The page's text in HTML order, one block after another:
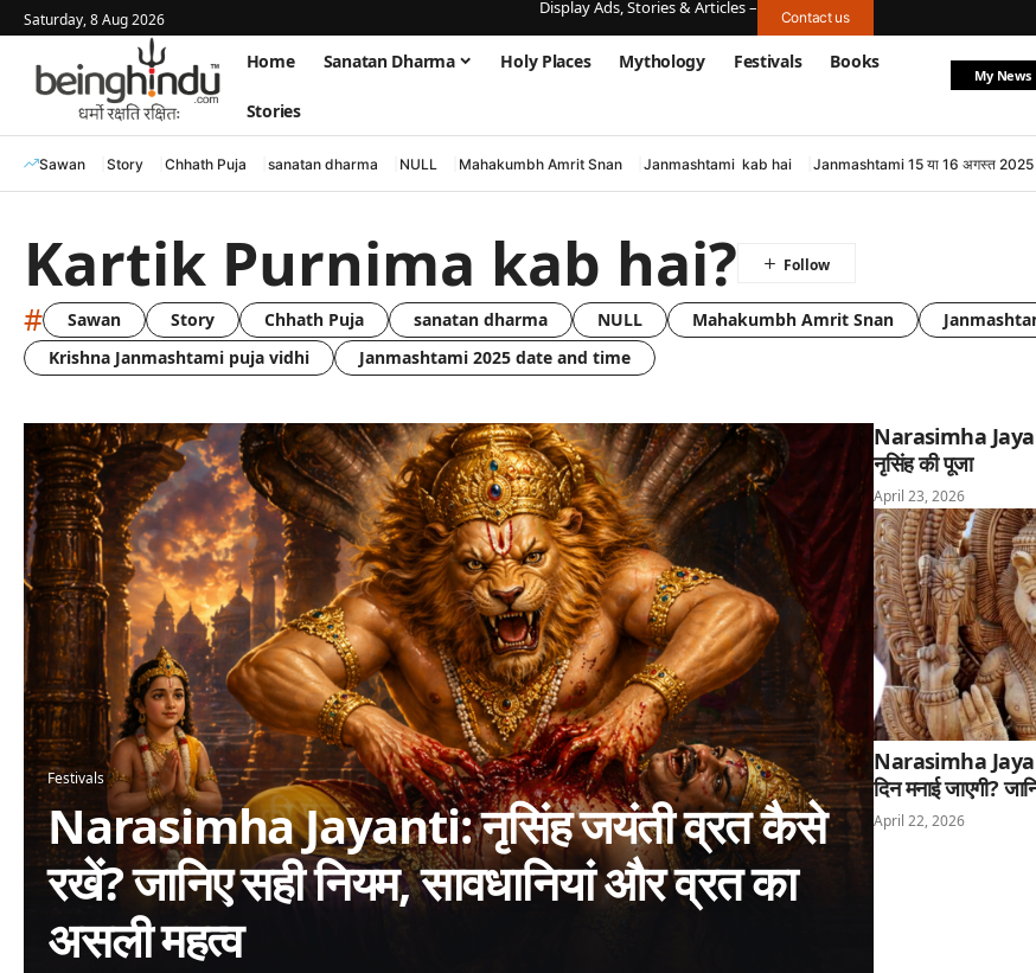
Saturday, 8 Aug 2026
Display Ads, Stories & Articles – Contact us
Home Sanatan Dharma Holy Places Mythology Festivals Books
Stories
My News
Sawan Story Chhath Puja sanatan dharma NULL Mahakumbh Amrit Snan Janmashtami kab hai Janmashtami 15 या 16 अगस्त 2025
Kartik Purnima kab hai?
# Sawan Story Chhath Puja sanatan dharma NULL Mahakumbh Amrit Snan
Krishna Janmashtami puja vidhi
Janmashtami 2025 date and time
Festivals
Narasimha Jayanti: नृसिंह जयंती व्रत कैसे
रखें? जानिए सही नियम, सावधानियां और व्रत का
असली महत्व
Narasimha
नृसिंह की पूजा
April 23, 2026
Narasimha
दिन मनाई जाएगी?
April 22, 2026